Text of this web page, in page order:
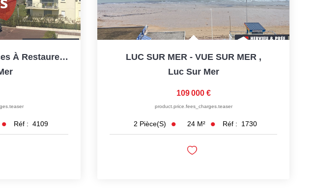
Appartement Deux Pièces À Restaurer Avec Vue Mer, Au Coeur...
Réf : 4109
LUC SUR MER - VUE SUR MER ,
Luc Sur Mer
109 000 €
product.price.fees_charges.teaser
2 Pièce(s) 24 M² Réf : 1730